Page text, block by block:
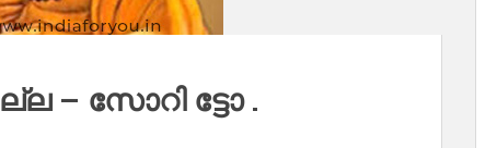
– സോറി ട്ടോ .